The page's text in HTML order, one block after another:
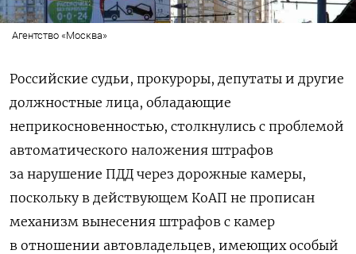
Агентство «Москва»
Российские судьи, прокуроры, депутаты и другие
должностные лица, обладающие
неприкосновенностью, столкнулись с проблемой
автоматического наложения штрафов
за нарушение ПДД через дорожные камеры,
поскольку в действующем КоАП не прописан
механизм вынесения штрафов с камер
в отношении автовладельцев, имеющих особый